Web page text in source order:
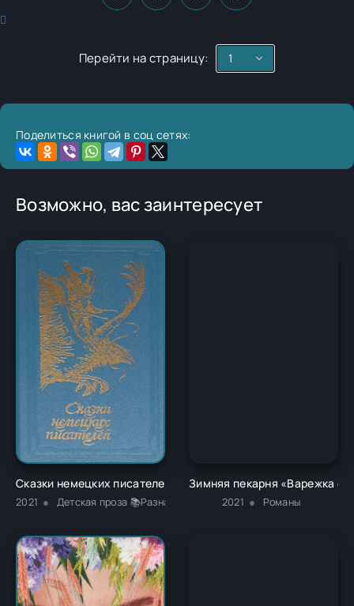
Перейти на страницу:
Поделиться книгой в соц сетях:
Возможно, вас заинтересует
Сказки немецких писателей - Новалис
2021 Детская проза 📚Разная литература
Зимняя пекарня «Варежка с
2021 Романы